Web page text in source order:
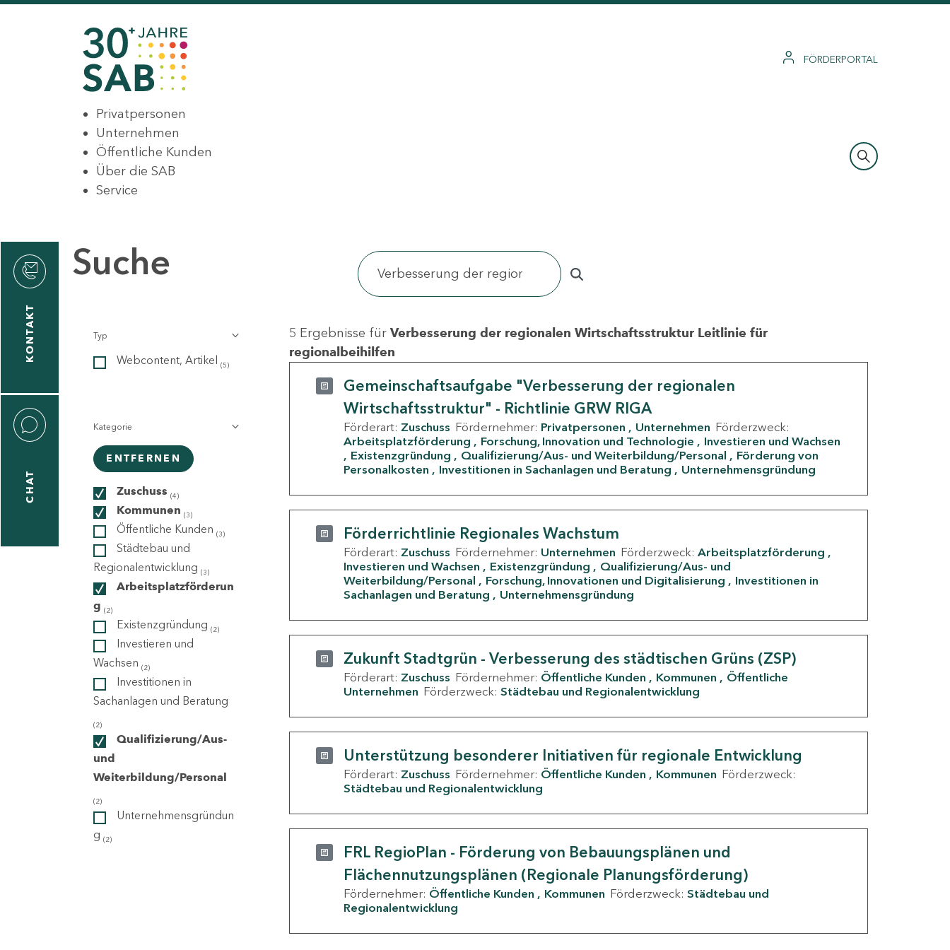
FÖRDERPORTAL
Privatpersonen
Unternehmen
Öffentliche Kunden
Über die SAB
Service
KONTAKT
CHAT
Suche
Typ
Webcontent, Artikel (5)
Kategorie
ENTFERNEN
Zuschuss (4)
Kommunen (3)
Öffentliche Kunden (3)
Städtebau und
Regionalentwicklung (3)
Arbeitsplatzförderun
g (2)
Existenzgründung (2)
Investieren und
Wachsen (2)
Investitionen in
Sachanlagen und Beratung
(2)
Qualifizierung/Aus-
und
Weiterbildung/Personal
(2)
Unternehmensgründun
g (2)
5 Ergebnisse für Verbesserung der regionalen Wirtschaftsstruktur Leitlinie für
regionalbeihilfen
Gemeinschaftsaufgabe "Verbesserung der regionalen
Wirtschaftsstruktur" - Richtlinie GRW RIGA
Förderart: Zuschuss Fördernehmer: Privatpersonen Unternehmen Förderzweck:
Arbeitsplatzförderung
Forschung, Innovation und Technologie
Investieren und Wachsen
Existenzgründung
Qualifizierung/Aus- und Weiterbildung/Personal
Förderung von
Personalkosten
Investitionen in Sachanlagen und Beratung Unternehmensgründung
Förderrichtlinie Regionales Wachstum
Förderart: Zuschuss Fördernehmer: Unternehmen Förderzweck: Arbeitsplatzförderung
Investieren und Wachsen
Existenzgründung
Qualifizierung/Aus- und
Weiterbildung/Personal
Forschung, Innovationen und Digitalisierung
Investitionen in
Sachanlagen und Beratung
Unternehmensgründung
Zukunft Stadtgrün - Verbesserung des städtischen Grüns (ZSP)
Förderart: Zuschuss Fördernehmer: Öffentliche Kunden Kommunen
Öffentliche
Unternehmen Förderzweck: Städtebau und Regionalentwicklung
Unterstützung besonderer Initiativen für regionale Entwicklung
Förderart: Zuschuss Fördernehmer: Öffentliche Kunden Kommunen Förderzweck:
Städtebau und Regionalentwicklung
FRL RegioPlan - Förderung von Bebauungsplänen und
Flächennutzungsplänen (Regionale Planungsförderung)
Fördernehmer: Öffentliche Kunden Kommunen Förderzweck: Städtebau und
Regionalentwicklung